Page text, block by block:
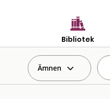
Bibliotek
Ämnen